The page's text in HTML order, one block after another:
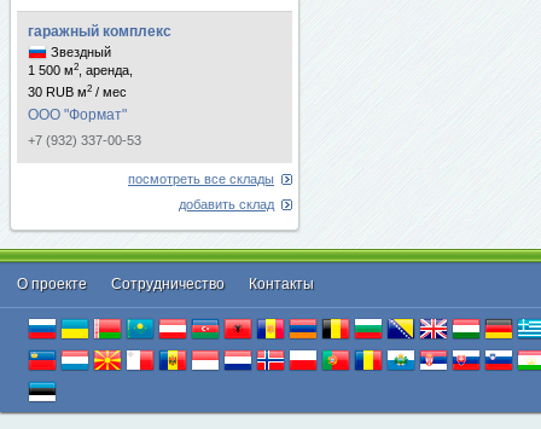
гаражный комплекс
Звездный
1 500 м2
, аренда,
30 RUB м2 / мес
ООО "Формат"
+7 (932) 337-00-53
посмотреть все склады
добавить склад
О проекте Cотрудничество Контакты